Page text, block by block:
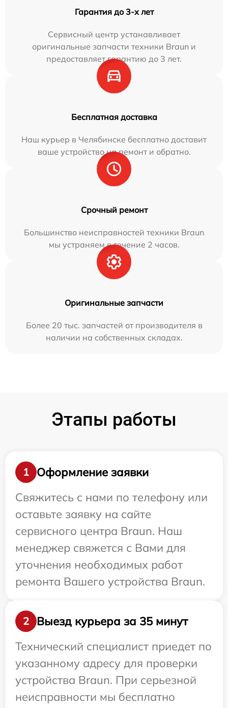
Гарантия до 3-х лет
Сервисный центр устанавливает
оригинальные запчасти техники Braun и
предоставляет гарантию до 3 лет.
Бесплатная доставка
Наш курьер в Челябинске бесплатно доставит
ваше устройство на ремонт и обратно.
Срочный ремонт
Большинство неисправностей техники Braun
мы устраняем в течение 2 часов.
Оригинальные запчасти
Более 20 тыс. запчастей от производителя в
наличии на собственных складах.
Этапы работы
1
Оформление заявки
Свяжитесь с нами по телефону или
оставьте заявку на сайте
сервисного центра Braun. Наш
менеджер свяжется с Вами для
уточнения необходимых работ
ремонта Вашего устройства Braun.
2
Выезд курьера за 35 минут
Технический специалист приедет по
указанному адресу для проверки
устройства Braun. При серьезной
неисправности мы бесплатно